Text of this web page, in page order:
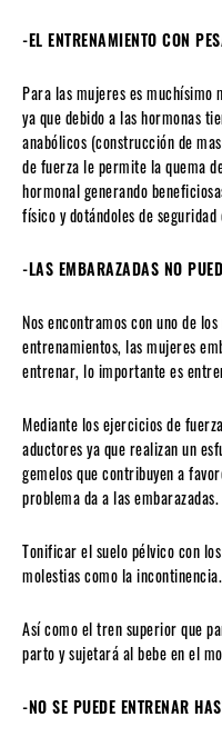
-EL ENTRENAMIENTO CON
Para las mujeres es
ya que debido a las hormonas
anabólicos (construcción de
de fuerza le permite la quema
hormonal generando
físico y dotándoles de seguridad
-LAS EMBARAZADAS NO
Nos encontramos con uno de
entrenamientos, las mujeres
entrenar, lo importante es
Mediante los ejercicios de
aductores ya que realizan un
gemelos que contribuyen a
problema da a las embarazadas.
Tonificar el suelo pélvico con
molestias como la incontinencia.
Así como el tren superior que
parto y sujetará al bebe en el
-NO SE PUEDE ENTRENAR